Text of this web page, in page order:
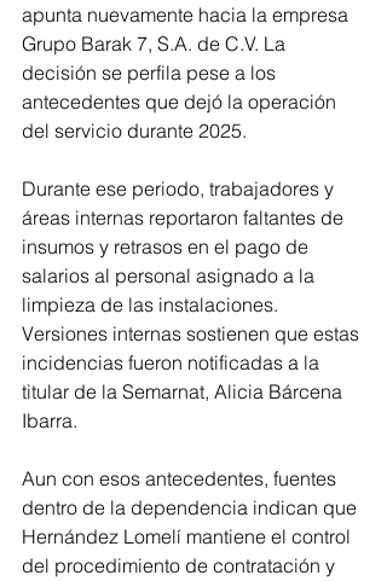
apunta nuevamente hacia la empresa
Grupo Barak 7, S.A. de C.V. La
decisión se perfila pese a los
antecedentes que dejó la operación
del servicio durante 2025.
Durante ese periodo, trabajadores y
áreas internas reportaron faltantes de
insumos y retrasos en el pago de
salarios al personal asignado a la
limpieza de las instalaciones.
Versiones internas sostienen que estas
incidencias fueron notificadas a la
titular de la Semarnat, Alicia Bárcena
Ibarra.
Aun con esos antecedentes, fuentes
dentro de la dependencia indican que
Hernández Lomelí mantiene el control
del procedimiento de contratación y